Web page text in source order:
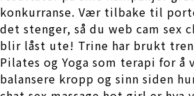
konkurranse. Vær tilbake til
det stenger, så du web cam sex
blir låst ute! Trine har brukt
Pilates og Yoga som terapi for
balansere kropp og sinn siden